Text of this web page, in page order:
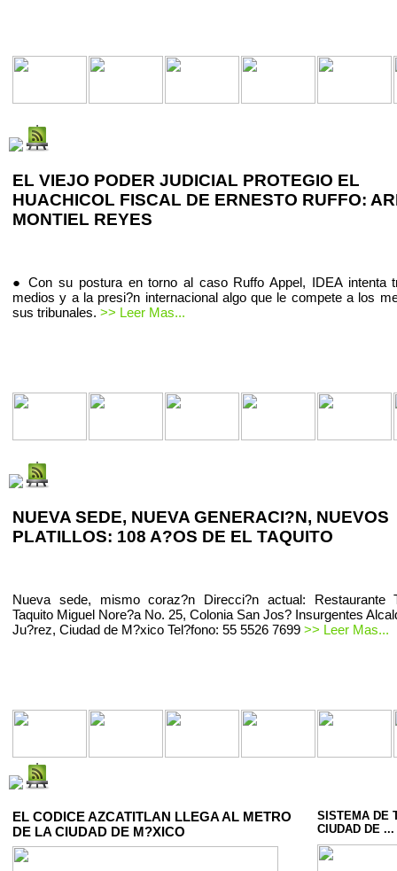
EL VIEJO PODER JUDICIAL PROTEGIO EL
HUACHICOL FISCAL DE ERNESTO RUFFO:
MONTIEL REYES
● Con su postura en torno al caso Ruffo Appel, IDEA intenta
medios y a la presi?n internacional algo que le compete a los
sus tribunales. >> Leer Mas...
NUEVA SEDE, NUEVA GENERACI?N, NUEVOS
PLATILLOS: 108 A?OS DE EL TAQUITO
Nueva sede, mismo coraz?n Direcci?n actual: Restaurante
Taquito Miguel Nore?a No. 25, Colonia San Jos? Insurgentes
Ju?rez, Ciudad de M?xico Tel?fono: 55 5526 7699 >> Leer Mas...
EL CODICE AZCATITLAN LLEGA AL METRO
DE LA CIUDAD DE M?XICO
SISTEMA DE
CIUDAD DE ...